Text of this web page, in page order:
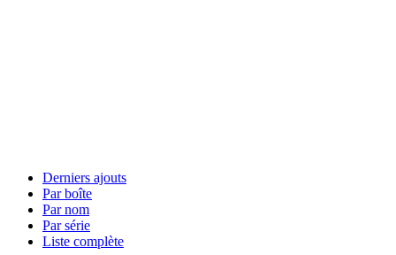
Derniers ajouts
Par boîte
Par nom
Par série
Liste complète